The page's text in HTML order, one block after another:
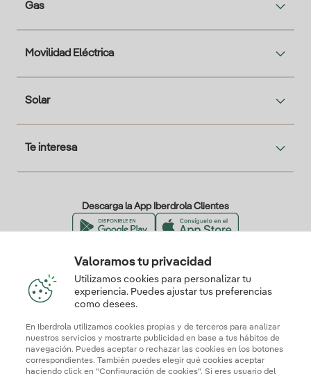
Gas
Movilidad Eléctrica
Solar
Te interesa
Descarga la App Iberdrola Clientes
Nuestros certificados de confianza
Valoramos tu privacidad
Utilizamos cookies para personalizar tu
experiencia. Puedes ajustar tus preferencias
como desees.
En Iberdrola utilizamos cookies propias y de terceros para analizar
nuestros servicios y mostrarte publicidad en base a tus hábitos de
navegación. Puedes aceptar o rechazar las cookies en los botones
correspondientes. También puedes elegir qué cookies aceptar
haciendo click en "Configuración de cookies". Si eres usuario del